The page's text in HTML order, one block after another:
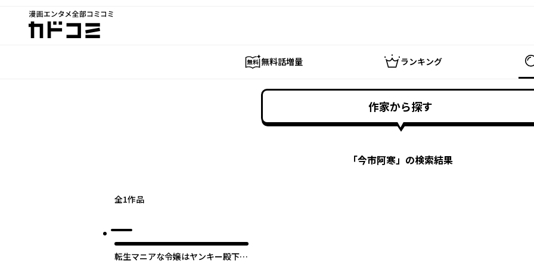
漫画エンタメ全部コミコミ
カドコミ
無料話増量 ランキング
作家から探す
「今市阿寒」の検索結果
全1作品
転生マニアな令嬢はヤンキー殿下に